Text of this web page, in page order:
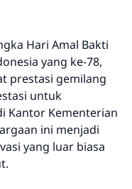
Hari Amal Bakti
yang ke-78,
prestasi gemilang
untuk
Kantor Kementerian
ini menjadi
yang luar biasa